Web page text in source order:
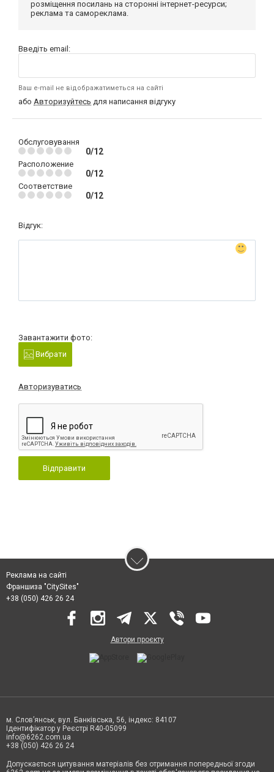
розміщення посилань на сторонні інтернет-ресурси;
реклама та самореклама.
Введіть email:
Ваш e-mail не відображатиметься на сайті
або Авторизуйтесь для написання відгуку
Обслуговування
0/12
Расположение
0/12
Соответствие
0/12
Відгук:
Завантажити фото:
Вибрати
Авторизуватись
Відправити
Реклама на сайті
Франшиза "CitySites"
+38 (050) 426 26 24
Автори проєкту
м. Слов’янськ, вул. Банківська, 56, індекс: 84107
Ідентифікатор у Реєстрі R40-05099
info@6262.com.ua
+38 (050) 426 26 24
Допускається цитування матеріалів без отримання попередньої згоди